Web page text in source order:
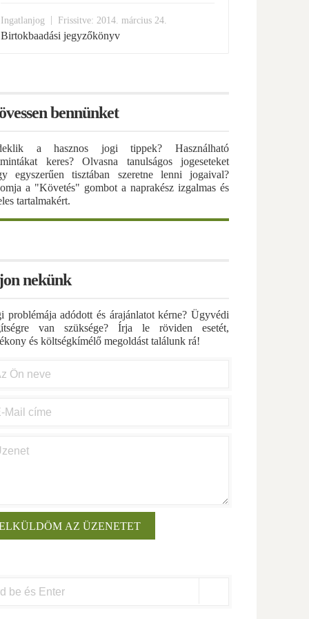
Ingatlanjog Frissitve: 2014. március 24.
Birtokbaadási jegyzőkönyv
bennünket
a hasznos jogi tippek? Használható
keres? Olvasna tanulságos jogeseteket
egyszerűen tisztában szeretne lenni jogaival?
a "Követés" gombot a naprakész izgalmas és
tartalmakért.
nekünk
problémája adódott és árajánlatot kérne? Ügyvédi
van szüksége? Írja le röviden esetét,
és költségkímélő megoldást találunk rá!